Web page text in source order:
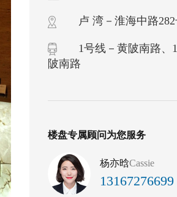
卢 湾－淮海中路
1号线－黄陂南路
陂南路
楼盘专属顾问为您服务
杨亦晗Cassie
13167276699